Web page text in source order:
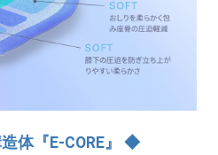
体『E-CORE』 ◆